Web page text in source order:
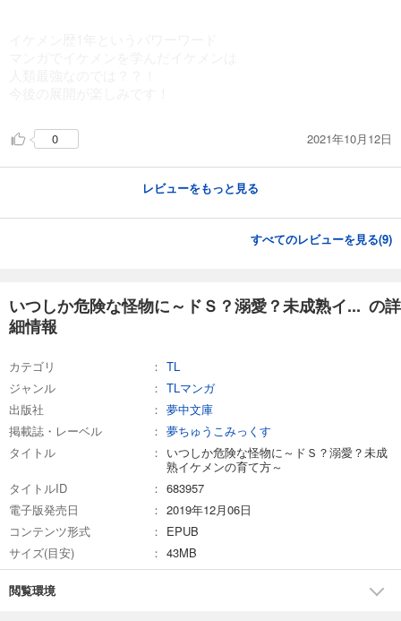
0 2021年10月12日
レビューをもっと見る
すべてのレビューを見る(9)
いつしか危険な怪物に～ドＳ？溺愛？未成熟イ... の詳
細情報
カテゴリ
TL
ジャンル
TLマンガ
出版社
夢中文庫
掲載誌・レーベル
夢ちゅうこみっくす
タイトル
いつしか危険な怪物に～ドＳ？溺愛？未成
熟イケメンの育て方～
タイトルID
683957
電子版発売日
2019年12月06日
コンテンツ形式
EPUB
サイズ(目安)
43MB
閲覧環境